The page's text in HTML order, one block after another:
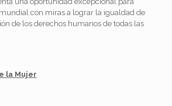
con miras a lograr la igualdad de
de los derechos humanos de todas las
la Mujer